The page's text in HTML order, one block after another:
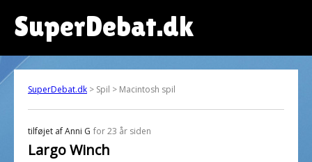
SuperDebat.dk
SuperDebat.dk > Spil > Macintosh spil
tilføjet afAnni G for 23 år siden
Largo Winch